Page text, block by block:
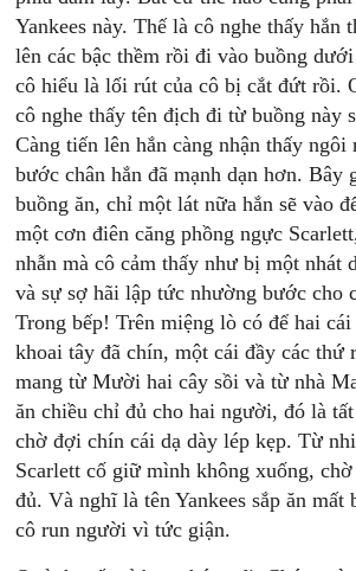
Yankees này. Thế là cô nghe thấy hắn
lên các bậc thềm rồi đi vào buồng
cô hiểu là lối rút của cô bị cắt đứt rồi.
cô nghe thấy tên địch đi từ buồng này
Càng tiến lên hắn càng nhận thấy ngôi
bước chân hắn đã mạnh dạn hơn. Bây
buồng ăn, chỉ một lát nữa hắn sẽ vào
một cơn điên căng phồng ngực
nhẫn mà cô cảm thấy như bị một nhát
và sự sợ hãi lập tức nhường bước cho
Trong bếp! Trên miệng lò có để hai
khoai tây đã chín, một cái đầy các thứ
mang từ Mười hai cây sồi và từ nhà
ăn chiều chỉ đủ cho hai người, đó là
chờ đợi chín cái dạ dày lép kẹp. Từ
Scarlett cố giữ mình không xuống,
đủ. Và nghĩ là tên Yankees sắp ăn mất
cô run người vì tức giận.